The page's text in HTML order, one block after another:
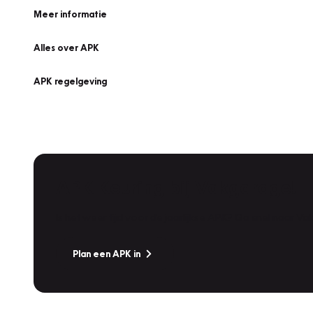
Meer informatie
Alles over APK
APK regelgeving
Plan een APK in